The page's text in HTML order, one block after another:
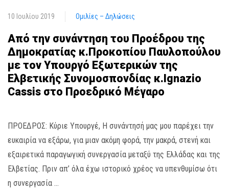
10 Ιουλίου 2019 Ομιλίες – Δηλώσεις
Από την συνάντηση του Προέδρου της
Δημοκρατίας κ.Προκοπίου Παυλοπούλου
με τον Υπουργό Εξωτερικών της
Ελβετικής Συνομοσπονδίας κ.Ignazio
Cassis στο Προεδρικό Μέγαρο
ΠΡΟΕΔΡΟΣ: Κύριε Υπουργέ, Η συνάντησή μας μου παρέχει την
ευκαιρία να εξάρω, για μιαν ακόμη φορά, την μακρά, στενή και
εξαιρετικά παραγωγική συνεργασία μεταξύ της Ελλάδας και της
Ελβετίας. Πριν απ’ όλα έχω ιστορικό χρέος να υπενθυμίσω ότι
η συνεργασία …